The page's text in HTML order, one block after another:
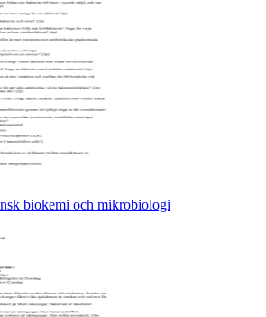
biokemi och mikrobiologi